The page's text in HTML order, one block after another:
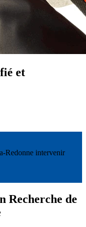
et
Redonne intervenir
Recherche de